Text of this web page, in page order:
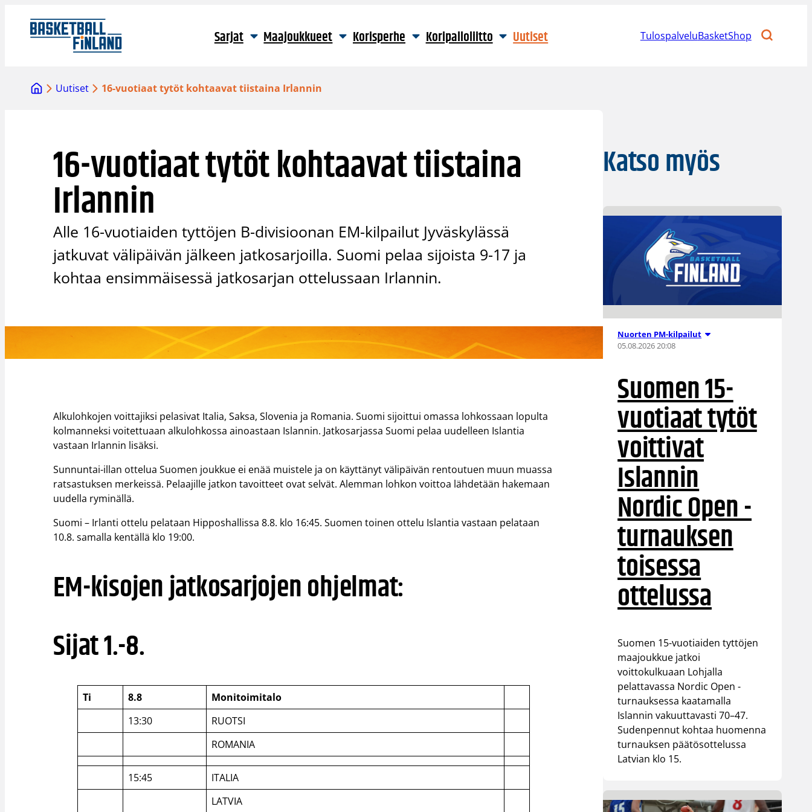
sisältöön
Sarjat Maajoukkueet Korisperhe Koripalloliitto Uutiset TulospalveluBasketShop
Uutiset 16-vuotiaat tytöt kohtaavat tiistaina Irlannin
16-vuotiaat tytöt kohtaavat tiistaina
Irlannin
Alle 16-vuotiaiden tyttöjen B-divisioonan EM-kilpailut Jyväskylässä
jatkuvat välipäivän jälkeen jatkosarjoilla. Suomi pelaa sijoista 9-17 ja
kohtaa ensimmäisessä jatkosarjan ottelussaan Irlannin.
Alkulohkojen voittajiksi pelasivat Italia, Saksa, Slovenia ja Romania. Suomi sijoittui omassa lohkossaan lopulta
kolmanneksi voitettuaan alkulohkossa ainoastaan Islannin. Jatkosarjassa Suomi pelaa uudelleen Islantia
vastaan Irlannin lisäksi.
Sunnuntai-illan ottelua Suomen joukkue ei enää muistele ja on käyttänyt välipäivän rentoutuen muun muassa
ratsastuksen merkeissä. Pelaajille jatkon tavoitteet ovat selvät. Alemman lohkon voittoa lähdetään hakemaan
uudella ryminällä.
Suomi – Irlanti ottelu pelataan Hipposhallissa 8.8. klo 16:45. Suomen toinen ottelu Islantia vastaan pelataan
10.8. samalla kentällä klo 19:00.
EM-kisojen jatkosarjojen ohjelmat:
Sijat 1.-8.
Ti 8.8
Monitoimitalo
13:30
RUOTSI
ROMANIA
15:45
ITALIA
LATVIA
Katso myös
Nuorten PM-kilpailut
05.08.2026 20:08
Suomen 15-
vuotiaat tytöt
voittivat
Islannin
Nordic Open -
turnauksen
toisessa
ottelussa
Suomen 15-vuotiaiden tyttöjen
maajoukkue jatkoi
voittokulkuaan Lohjalla
pelattavassa Nordic Open -
turnauksessa kaatamalla
Islannin vakuuttavasti 70–47.
Sudenpennut kohtaa huomenna
turnauksen päätösottelussa
Latvian klo 15.